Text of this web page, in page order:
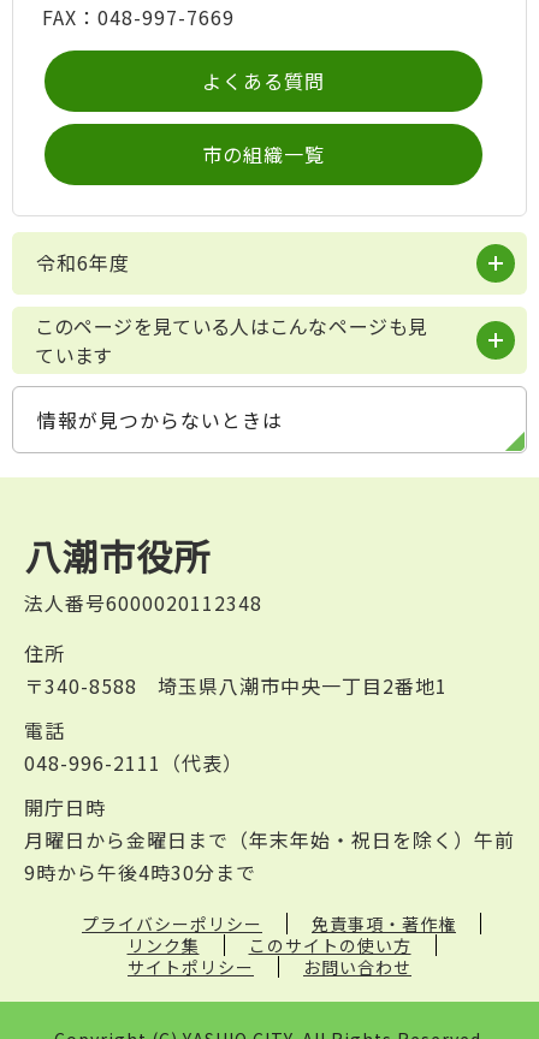
FAX：048-997-7669
よくある質問
市の組織一覧
令和6年度
このページを見ている人はこんなページも見
ています
情報が見つからないときは
八潮市役所
法人番号6000020112348
住所
〒340-8588 埼玉県八潮市中央一丁目2番地1
電話
048-996-2111（代表）
開庁日時
月曜日から金曜日まで（年末年始・祝日を除く）午前
9時から午後4時30分まで
プライバシーポリシー
免責事項・著作権
リンク集
このサイトの使い方
サイトポリシー
お問い合わせ